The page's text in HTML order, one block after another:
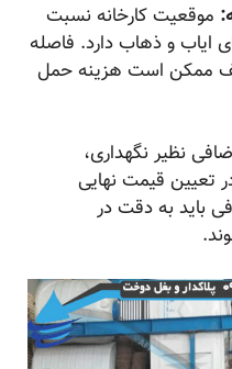
کارخانه نسبت
و ذهاب دارد. فاصله
ممکن است هزینه حمل
نظیر نگهداری،
قیمت نهایی
به دقت در